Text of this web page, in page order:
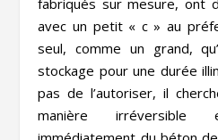
fabriqués sur mesure, ont
avec un petit « c » au
seul, comme un grand,
stockage pour une durée
pas de l’autoriser, il
manière